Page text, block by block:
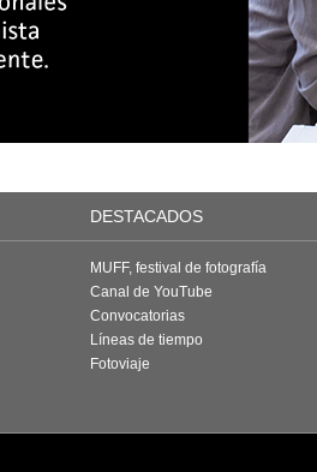
DESTACADOS
MUFF, festival de fotografía
Canal de YouTube
Convocatorias
Líneas de tiempo
Fotoviaje